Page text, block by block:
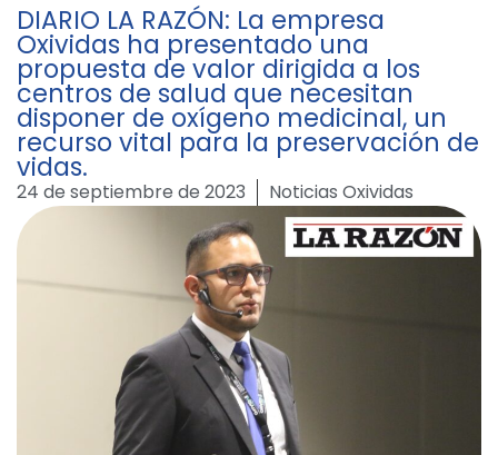
DIARIO LA RAZÓN: La empresa
Oxividas ha presentado una
propuesta de valor dirigida a los
centros de salud que necesitan
disponer de oxígeno medicinal, un
recurso vital para la preservación de
vidas.
24 de septiembre de 2023 Noticias Oxividas